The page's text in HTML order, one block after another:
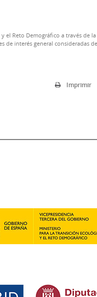
el Reto Demográfico a través de la
de interés general consideradas de
Imprimir